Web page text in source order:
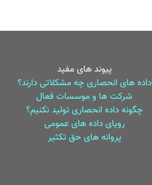
پیوند های مفید
داده های انحصاری چه مشکلاتی دارند؟
شرکت ها و موسسات فعال
چگونه داده انحصاری تولید نکنیم؟
رویای داده های عمومی
پروانه های حق تکثیر